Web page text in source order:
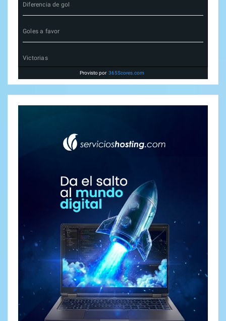
Diferencia de gol
Goles a favor
Victorias
Provisto por 365Scores.com